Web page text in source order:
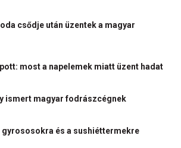
csődje után üzentek a magyar
most a napelemek miatt üzent hadat
ismert magyar fodrászcégnek
gyrososokra és a sushiéttermekre